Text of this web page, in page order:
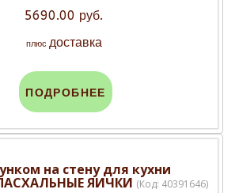
5690.00 руб.
плюс доставка
ПОДРОБНЕЕ
на стену для кухни
ЯИЧКИ (Код: 40391646)